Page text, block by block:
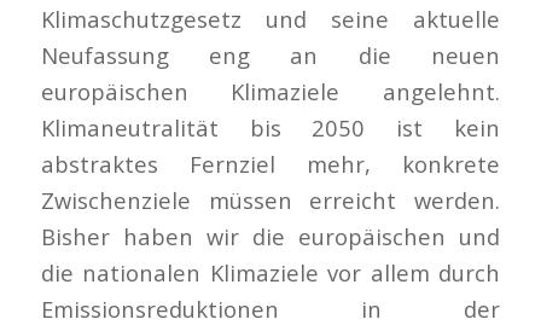
Klimaschutzgesetz und seine aktuelle
Neufassung eng an die neuen
europäischen Klimaziele angelehnt.
Klimaneutralität bis 2050 ist kein
abstraktes Fernziel mehr, konkrete
Zwischenziele müssen erreicht werden.
Bisher haben wir die europäischen und
die nationalen Klimaziele vor allem durch
Emissionsreduktionen in der